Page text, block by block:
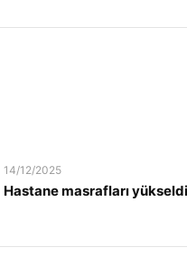
14/12/2025
Hastane masrafları yükseldi